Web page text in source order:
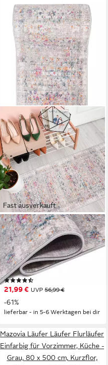
Fast ausverkauft
MAZOVIA
Läufer Läufer Flurläufer
Modern Vintage Teppichläufer
100 cm Breit, 100 x 100 cm,
Kurzflor, Meterware, Höhe 9
mm
21,99 € UVP 56,99 €
-61%
lieferbar - in 5-6 Werktagen bei dir
Mazovia Läufer Läufer Flurläufer
Einfarbig für Vorzimmer, Küche -
Grau, 80 x 500 cm, Kurzflor,